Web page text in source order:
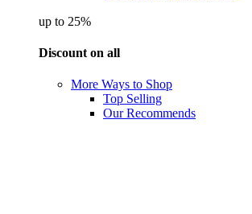
up to 25%
Discount on all
More Ways to Shop
Top Selling
Our Recommends